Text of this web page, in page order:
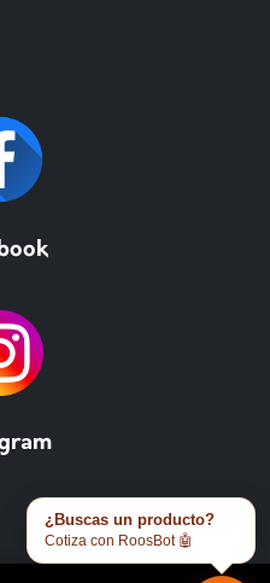
¿Buscas un producto?
Cotiza con RoosBot 🤖